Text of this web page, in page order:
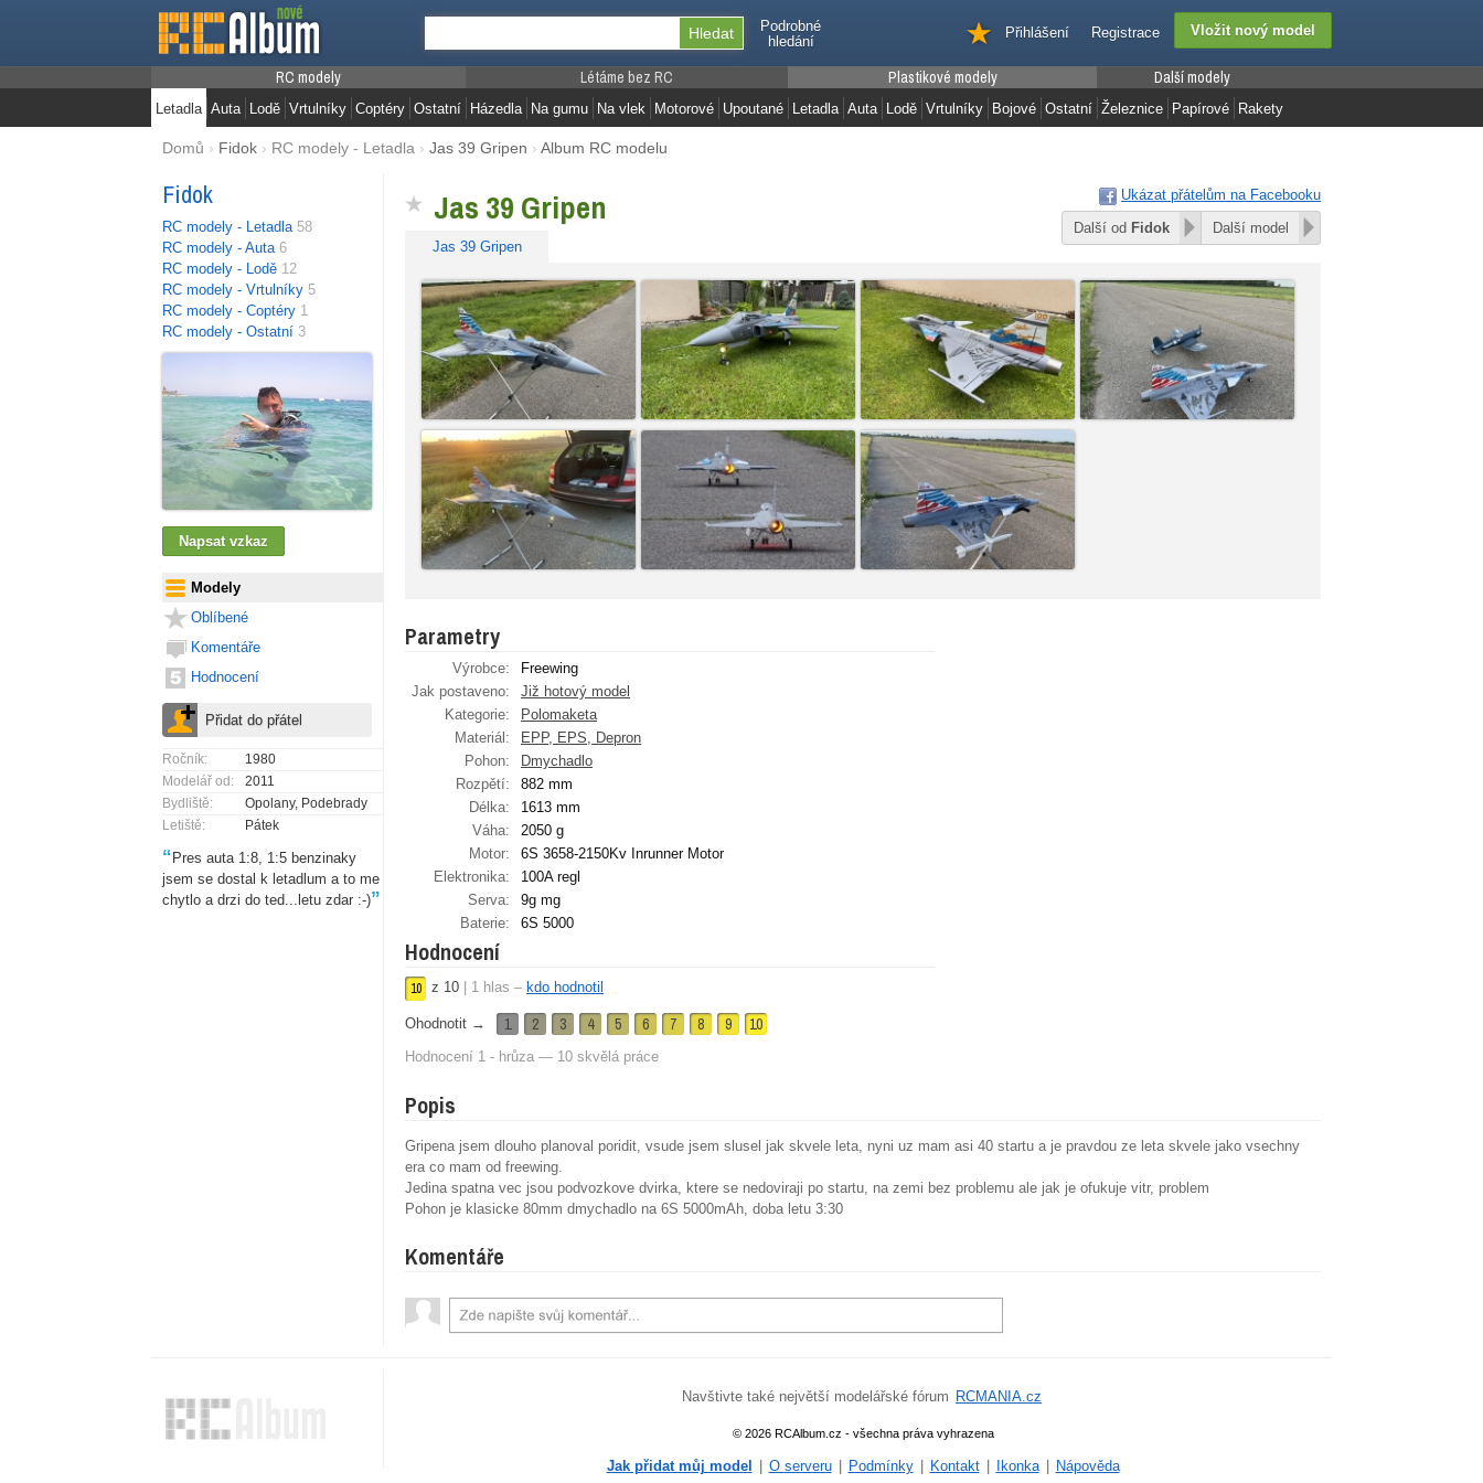
Podrobné
hledání
Registrace
Přihlášení
RC modely
Letadla Auta Lodě Vrtulníky Coptéry Ostatní
Létáme bez RC
Házedla Na gumu Na vlek Motorové Upoutané
Plastikové modely
Letadla Auta Lodě Vrtulníky Bojové Ostatní
Další modely
Železnice Papírové Rakety
Domů › Fidok › RC modely - Letadla › Jas 39 Gripen › Album RC modelu
Fidok
RC modely - Letadla 58
RC modely - Auta 6
RC modely - Lodě 12
RC modely - Vrtulníky 5
RC modely - Coptéry 1
RC modely - Ostatní 3
Modely
Oblíbené
Komentáře
Hodnocení
Ročník:
1980
Modelář od:
2011
Bydliště:
Opolany, Podebrady
Letiště:
Pátek
“ Pres auta 1:8, 1:5 benzinaky
jsem se dostal k letadlum a to me
chytlo a drzi do ted...letu zdar :-)”
Ukázat přátelům na Facebooku
Další od Fidok Další model
Jas 39 Gripen
Jas 39 Gripen
Parametry
Výrobce:
Freewing
Jak postaveno:
Již hotový model
Kategorie:
Polomaketa
Materiál:
EPP, EPS, Depron
Pohon:
Dmychadlo
Rozpětí:
882 mm
Délka:
1613 mm
Váha:
2050 g
Motor:
6S 3658-2150Kv Inrunner Motor
Elektronika:
100A regl
Serva:
9g mg
Baterie:
6S 5000
Hodnocení
10 z 10 1 hlas – kdo hodnotil
Ohodnotit → 1 2 3 4 5 6 7 8 9 10
Hodnocení 1 - hrůza — 10 skvělá práce
Popis
Gripena jsem dlouho planoval poridit, vsude jsem slusel jak skvele leta, nyni uz mam asi 40 startu a je pravdou ze leta skvele jako vsechny
era co mam od freewing.
Jedina spatna vec jsou podvozkove dvirka, ktere se nedoviraji po startu, na zemi bez problemu ale jak je ofukuje vitr, problem
Pohon je klasicke 80mm dmychadlo na 6S 5000mAh, doba letu 3:30
Komentáře
Navštivte také největší modelářské fórum RCMANIA.cz
© 2026 RCAlbum.cz - všechna práva vyhrazena
Jak přidat můj model O serveru Podmínky Kontakt Ikonka Nápověda